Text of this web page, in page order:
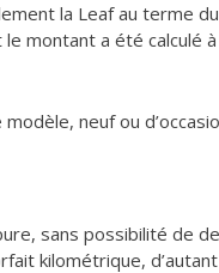
la Leaf au terme
le montant a été calculé
neuf ou
sans possibilité de
kilométrique,